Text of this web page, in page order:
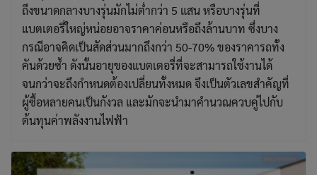
ถึงขนาดกลางบางรุ่นมักไม่ต่ำกว่า 5 แสน หรือบางรุ่นที่
แบตเตอรี่ใหญ่หน่อยอาจราคาค่อนหรือถึงล้านบาท ซึ่งบาง
กรณีอาจคิดเป็นสัดส่วนมากถึงกว่า 50-70% ของราคารถทั้ง
คันด้วยซ้ำ ดังนั้นอายุของแบตเตอรี่ที่จะสามารถใช้งานได้
จนกว่าจะถึงกำหนดต้องเปลี่ยนทั้งหมด จึงเป็นตัวเลขสำคัญที่
ผู้ซื้อหลายคนเป็นกังวล และมักจะนำมาคำนวณควบคู่ไปกับ
ต้นทุนค่าพลังงานไฟฟ้า